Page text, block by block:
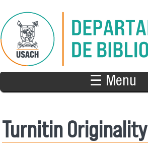
☰ Menu
Turnitin Originality